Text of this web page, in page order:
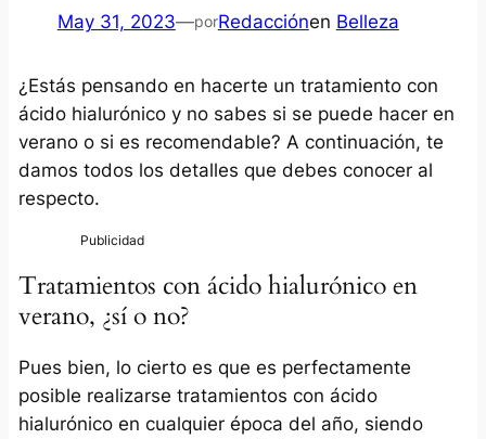
May 31, 2023—porRedacciónen Belleza
¿Estás pensando en hacerte un tratamiento con
ácido hialurónico y no sabes si se puede hacer en
verano o si es recomendable? A continuación, te
damos todos los detalles que debes conocer al
respecto.
Tratamientos con ácido hialurónico en
verano, ¿sí o no?
Pues bien, lo cierto es que es perfectamente
posible realizarse tratamientos con ácido
hialurónico en cualquier época del año, siendo